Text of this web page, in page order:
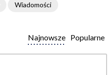
Wiadomości
Popularne
Najnowsze